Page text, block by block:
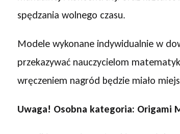
spędzania wolnego czasu.
Modele wykonane indywidualnie w
przekazywać nauczycielom
wręczeniem nagród będzie miało
Uwaga! Osobna kategoria: Origami